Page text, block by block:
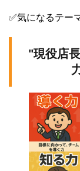
✅気になるテー
"現役店